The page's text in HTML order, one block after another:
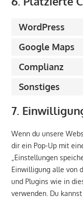
WordPress
Google Maps
Complianz
Sonstiges
7.
Wenn du unsere
dir ein Pop-Up mit
„Einstellungen
Einwilligung alle von
und Plugins wie in
verwenden. Du